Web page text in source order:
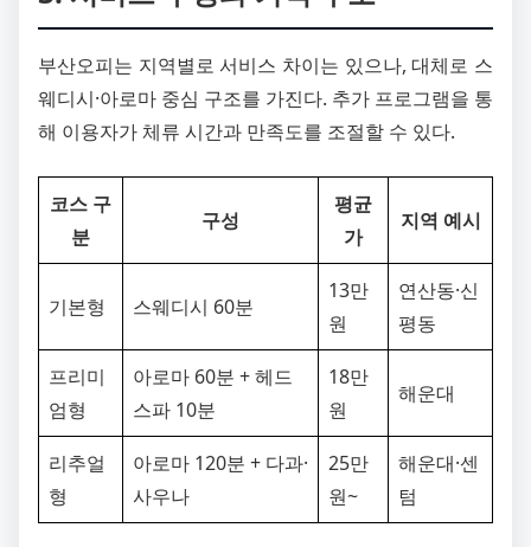
부산오피는 지역별로 서비스 차이는 있으나, 대체로 스
웨디시·아로마 중심 구조를 가진다. 추가 프로그램을 통
해 이용자가 체류 시간과 만족도를 조절할 수 있다.
코스 구
분
구성
평균
가
지역 예시
기본형 스웨디시 60분
13만
원
연산동·신
평동
프리미
엄형
아로마 60분 + 헤드
스파 10분
18만
원
해운대
리추얼
형
아로마 120분 + 다과·
사우나
25만
원~
해운대·센
텀